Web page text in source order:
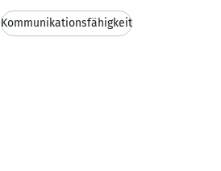
Kommunikationsfähigkeit